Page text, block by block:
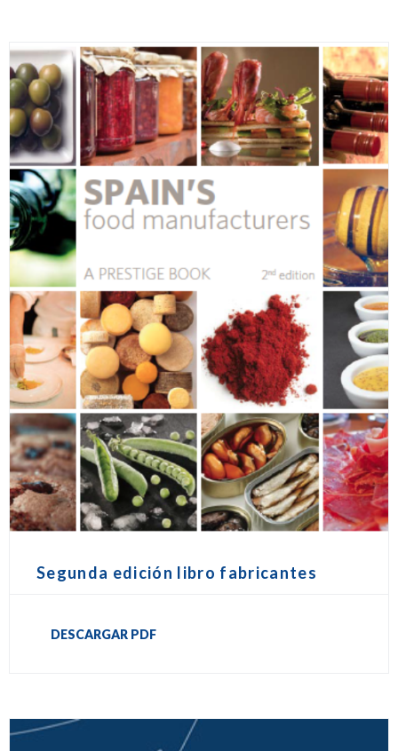
Segunda edición libro fabricantes
DESCARGAR PDF